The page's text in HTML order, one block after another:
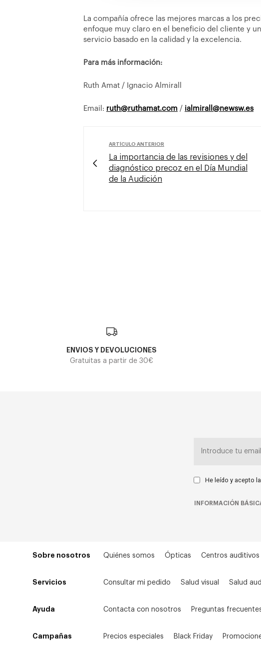
La compañía ofrece las mejores marcas a los
enfoque muy claro en el beneficio del cliente y
servicio basado en la calidad y la excelencia.
Para más información:
Ruth Amat / Ignacio Almirall
Email: ruth@ruthamat.com / ialmirall@newsw.es
ARTÍCULO ANTERIOR
La importancia de las revisiones y del
diagnóstico precoz en el Día Mundial
de la Audición
ENVIOS Y DEVOLUCIONES
Gratuitas a partir de 30€
He leído y acepto
INFORMACIÓN
Sobre nosotros Quiénes somos Ópticas Centros auditivos
Servicios Consultar mi pedido Salud visual Salud
Ayuda Contacta con nosotros Preguntas
Campañas Precios especiales Black Friday